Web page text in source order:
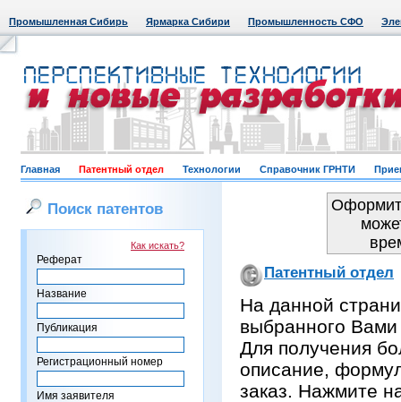
Промышленная Сибирь Ярмарка Сибири Промышленность СФО
Главная Патентный отдел Технологии Справочник ГРНТИ
Поиск патентов
Как искать?
Реферат
Название
Публикация
Регистрационный номер
Имя заявителя
Патентный отдел
На данной
выбранного Вами
Для получения
описание,
заказ. Нажмите